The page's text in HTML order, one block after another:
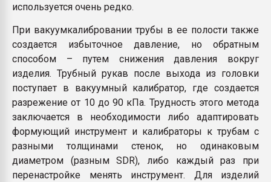
используется очень редко.
При вакуумкалибровании трубы в ее полости также
создается избыточное давление, но обратным
способом – путем снижения давления вокруг
изделия. Трубный рукав после выхода из головки
поступает в вакуумный калибратор, где создается
разрежение от 10 до 90 кПа. Трудность этого метода
заключается в необходимости либо адаптировать
формующий инструмент и калибраторы к трубам с
разными толщинами стенок, но одинаковым
диаметром (разным SDR), либо каждый раз при
перенастройке менять инструмент. Для изделий